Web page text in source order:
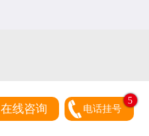
在线咨询 电话挂号
5